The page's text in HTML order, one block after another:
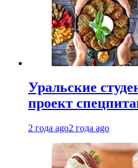
Уральские
проект
2 года ago2 года ago